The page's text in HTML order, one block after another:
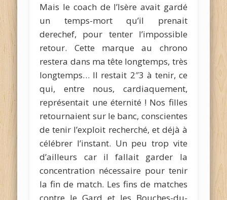
Mais le coach de l’Isère avait gardé
un temps-mort qu’il prenait
derechef, pour tenter l’impossible
retour. Cette marque au chrono
restera dans ma tête longtemps, très
longtemps… Il restait 2″3 à tenir, ce
qui, entre nous, cardiaquement,
représentait une éternité ! Nos filles
retournaient sur le banc, conscientes
de tenir l’exploit recherché, et déjà à
célébrer l’instant. Un peu trop vite
d’ailleurs car il fallait garder la
concentration nécessaire pour tenir
la fin de match. Les fins de matches
contre le Gard et les Bouches-du-